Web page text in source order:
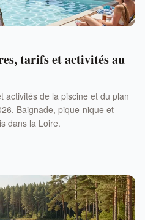
tarifs et activités au
activités de la piscine et du plan
Baignade, pique-nique et
dans la Loire.